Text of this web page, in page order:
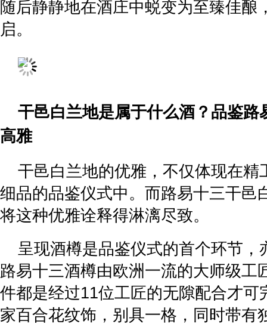
随后静静地在酒庄中蜕变为至臻佳酿
启。
干邑白兰地是属于什么酒 ？ 品鉴路
高雅
干邑白兰地的优雅，不仅体现在精
细品的品鉴仪式中。而路易十三干邑
将这种优雅诠释得淋漓尽致。
呈现酒樽是品鉴仪式的首个环节，
路易十三酒樽由欧洲一流的大师级工
件都是经过11位工匠的无隙配合才可
家百合花纹饰，别具一格，同时带有